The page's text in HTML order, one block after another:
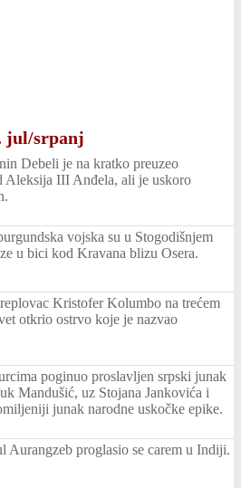
jul/srpanj
Debeli je na kratko preuzeo
Aleksija III Anđela, ali je uskoro
vojska su u Stogodišnjem
u bici kod Kravana blizu Osera.
Kristofer Kolumbo na trećem
otkrio ostrvo koje je nazvao
poginuo proslavljen srpski junak
Mandušić, uz Stojana Jankovića i
junak narodne uskočke epike.
Aurangzeb proglasio se carem u Indiji.